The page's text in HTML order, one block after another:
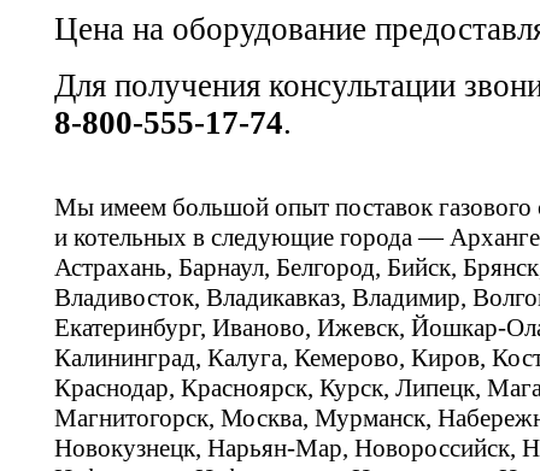
Цена на оборудование
Для получения консультации
8-800-555-17-74.
Мы имеем большой опыт поставок газового
и котельных в следующие города —
Астрахань, Барнаул, Белгород, Бийск,
Владивосток, Владикавказ, Владимир,
Екатеринбург, Иваново, Ижевск, Йошкар-
Калининград, Калуга, Кемерово, Киров,
Краснодар, Красноярск, Курск, Липецк,
Магнитогорск, Москва, Мурманск,
Новокузнецк, Нарьян-Мар, Новороссийск,